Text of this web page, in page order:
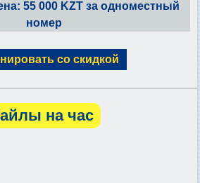
55 000 KZT за одноместный
номер
со скидкой
на час